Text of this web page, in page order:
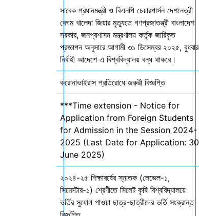
সাবেক প্রধানমন্ত্রী ও বিএনপি চেয়ারপার্সন দেশনেত্রী
বেগম খালেদা জিয়ার মৃত্যুতে গণপ্রজাতন্ত্রী বাংলাদেশ
সরকার, জনপ্রশাসন মন্ত্রণালয় কর্তৃক জারিকৃত
প্রজ্ঞাপন অনুসারে আগামী ৩১ ডিসেম্বর ২০২৫, বুধবার
নির্বাহী আদেশে এ বিশ্ববিদ্যালয় বন্ধ থাকবে।
করোনাভাইরাস প্রতিরোধে জরুরী বিজ্ঞপ্তি
***Time extension - Notice for
Application from Foreign Students
for Admission in the Session 2024-
2025 (Last Date for Application: 30
June 2025)
২০২৪-২৫ শিক্ষাবর্ষের স্নাতক (লেভেল-১,
সিমেস্টার-১) শ্রেণীতে সিলেট কৃষি বিশ্ববিদ্যালয়ে
ভর্তির সুযোগ পাওয়া ছাত্র-ছাত্রীদের ভর্তি সংক্রান্ত